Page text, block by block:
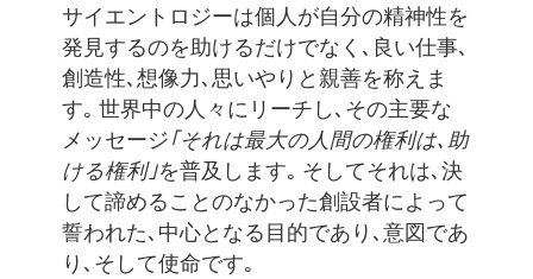
サイエントロジーは個人が自分の精神性を
発見するのを助けるだけでなく､良い仕事､
創造性､想像力､思いやりと親善を称えま
す｡ 世界中の人々にリーチし､その主要な
メッセージ｢それは最大の人間の権利は､助
ける権利｣を普及します｡ そしてそれは､決
して諦めることのなかった創設者によって
誓われた､中心となる目的であり､意図であ
り､そして使命です｡